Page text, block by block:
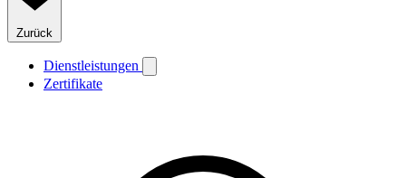
Zurück
Dienstleistungen
Zertifikate